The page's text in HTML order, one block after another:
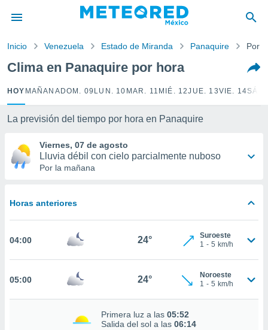
ha sido
la
que se
calidad.
las
Inicio Venezuela Estado de Miranda Panaquire Por
Clima en Panaquire por hora
HOY MAÑANA DOM. 09 LUN. 10 MAR. 11 MIÉ. 12JUE. 13VIE. 14
La previsión del tiempo por hora en Panaquire
Viernes, 07 de agosto
Lluvia débil con cielo parcialmente nuboso
Por la mañana
Horas anteriores
04:00 24°
Suroeste
1 - 5 km/h
05:00 24°
Noroeste
1 - 5 km/h
Primera luz a las 05:52
Salida del sol a las 06:14